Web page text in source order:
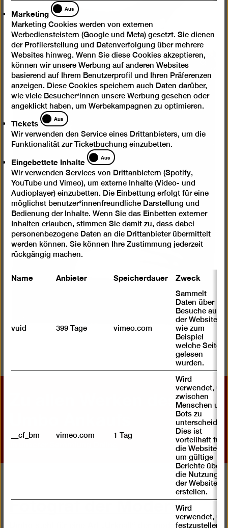
in
einer
Zu allen Werken des
in unserer Sammlung Online
Fotograf der Moderne
Umbo steht für eine Art „Urknall“ der modernen
Marketing
Marketing
Aus
Marketing Cookies werden von externen
Werbediensteistern (Google und Meta) gesetzt. Sie dienen
der Profilerstellung und Datenverfolgung über mehrere
Websites hinweg. Wenn Sie diese Cookies akzeptieren,
können wir unsere Werbung auf anderen Websites
basierend auf Ihrem Benutzerprofil und Ihren Präferenzen
anzeigen. Diese Cookies speichern auch Daten darüber,
wie viele Besucher*innen unsere Werbung gesehen oder
angeklickt haben, um Werbekampagnen zu optimieren.
Tickets
Tickets
Aus
Wir verwenden den Service eines Drittanbieters, um die
Funktionalität zur Ticketbuchung einzubetten.
Eingebettete Inhalte
Eingebettete
Inhalte
Aus
Wir verwenden Services von Drittanbietern (Spotify,
YouTube und Vimeo), um externe Inhalte (Video- und
Audioplayer) einzubetten. Die Einbettung erfolgt für eine
möglichst benutzer*innenfreundliche Darstellung und
Bedienung der Inhalte. Wenn Sie das Einbetten externer
Inhalten erlauben, stimmen Sie damit zu, dass dabei
personenbezogene Daten an die Drittanbieter übermittelt
werden können. Sie können Ihre Zustimmung jederzeit
rückgängig machen.
Name Anbieter Speicherdauer Zweck
vuid 399 Tage vimeo.com
Sammelt
Daten über
Besuche auf
der Website,
wie zum
Beispiel
welche Seiten
gelesen
wurden.
__cf_bm vimeo.com 1 Tag
Wird
verwendet, um
zwischen
Menschen und
Bots zu
unterscheiden.
Dies ist
vorteilhaft für
die Website,
um gültige
Berichte über
die Nutzung
der Website zu
erstellen.
Wird
verwendet, um
festzustellen ,